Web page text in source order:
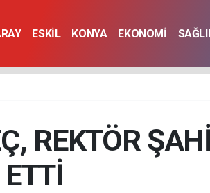
ESKİL KONYA EKONOMİ
REKTÖR
ETTİ